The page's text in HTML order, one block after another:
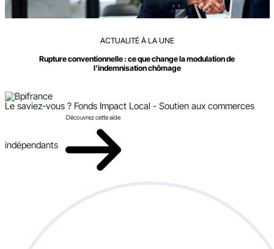
ACTUALITÉ À LA UNE
Rupture conventionnelle : ce que change la modulation de
l’indemnisation chômage
Le saviez-vous ? Fonds Impact Local - Soutien aux commerces
indépendants
Découvrez cette aide